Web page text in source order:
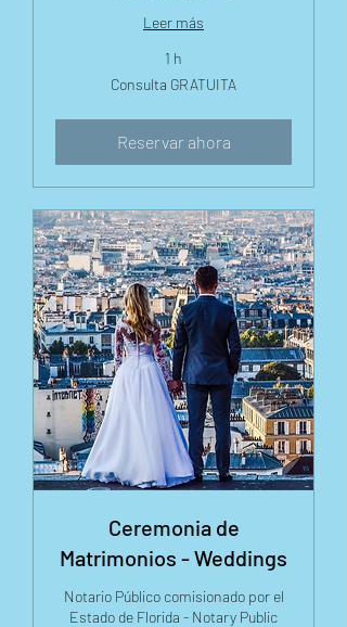
Leer más
1 h
Consulta GRATUITA
Reservar ahora
Ceremonia de
Matrimonios - Weddings
Notario Público comisionado por el
Estado de Florida - Notary Public